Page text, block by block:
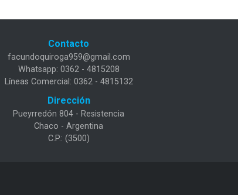
Contacto
facundoquiroga959@gmail.com
Whatsapp: 0362 - 4815208
Líneas Comercial: 0362 - 4815132
Dirección
Pueyrredón 804 - Resistencia
Chaco - Argentina
C.P.: (3500)